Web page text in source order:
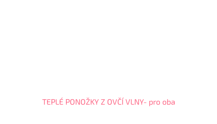
TEPLÉ PONOŽKY Z OVČÍ VLNY- pro oba